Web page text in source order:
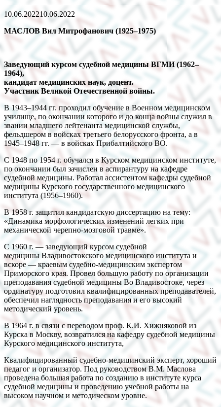
10.06.202210.06.2022
МАСЛОВ Вил Митрофанович (1925–1975)
Заведующий курсом судебной медицины ВГМИ (1962–
1964),
кандидат медицинских наук, доцент.
Участник Великой Отечественной войны.
В 1943–1944 гг. проходил обучение в Военном медицинском
училище, по окончании которого и до конца войны служил в
звании младшего лейтенанта медицинской службы,
фельдшером в войсках третьего белорусского фронта, а в
1945–1948 гг. — в войсках Прибалтийского ВО.
С 1948 по 1954 г. обучался в Курском медицинском институте,
по окончании был зачислен в аспирантуру на кафедре
судебной медицины. Работал ассистентом кафедры судебной
медицины Курского государственного медицинского
института (1956–1960).
В 1958 г. защитил кандидатскую диссертацию на тему:
«Динамика морфологических изменений легких при
механической черепно-мозговой травме».
С 1960 г. — заведующий курсом судебной
медицины Владивостокского медицинского института и
вскоре — краевым судебно-медицинским экспертом
Приморского края. Провел большую работу по организации
преподавания судебной медицины Во Владивостоке, через
ординатуру подготовил квалифицированных преподавателей,
обеспечил наглядность преподавания и его высокий
методический уровень.
В 1964 г. в связи с переводом проф. К.И. Хижняковой из
Курска в Москву, возвратился на кафедру судебной медицины
Курского медицинского института,
Квалифицированный судебно-медицинский эксперт, хороший
педагог и организатор. Под руководством В.М. Маслова
проведена большая работа по созданию в институте курса
судебной медицины и проведению учебной работы на
высоком научном и методическом уровне.